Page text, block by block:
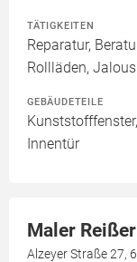
TÄTIGKEITEN
Reparatur,
Rollläden,
GEBÄUDETEILE
Innentür
Maler
Alzeyer Straße 27,